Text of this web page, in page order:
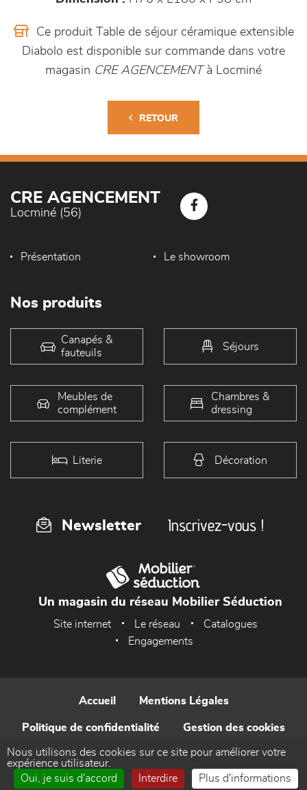
Ce produit Table de séjour céramique extensible
Diabolo est disponible sur commande dans votre
magasin CRE AGENCEMENTà Locminé
RETOUR
CRE AGENCEMENT
Locminé (56)
Présentation Le showroom
Nos produits
Canapés &
fauteuils
Séjours
Meubles de
complément
Chambres &
dressing
Literie Décoration
Newsletter Inscrivez-vous !
Un magasin du réseau Mobilier Séduction
Site internet Le réseau
Catalogues
Engagements
Accueil Mentions Légales
Politique de confidentialité Gestion des cookies
Contact
Nous utilisons des cookies sur ce site pour améliorer votre
expérience utilisateur.
Oui, je suis d'accord
Interdire Plus d'informations